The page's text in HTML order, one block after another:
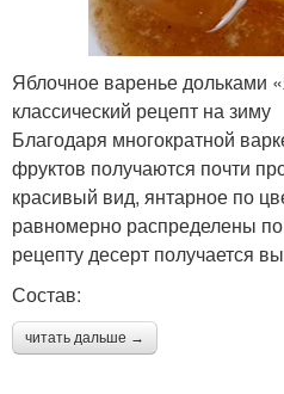
Яблочное варенье дольками
классический рецепт на зиму
Благодаря многократной
фруктов получаются почти
красивый вид, янтарное по
равномерно распределены
рецепту десерт получается
Состав:
читать дальше →